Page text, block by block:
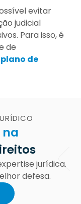
evitar
judicial
Para isso, é
de
de
na
jurídica.
defesa.